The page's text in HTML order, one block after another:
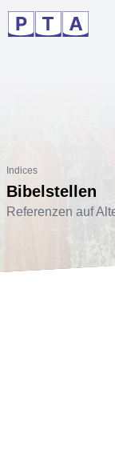
Indices
Bibelstellen
Referenzen auf